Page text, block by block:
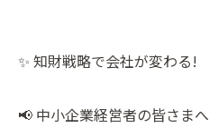
✨ 知財戦略で会社が変わる!
📢 中小企業経営者の皆さまへ